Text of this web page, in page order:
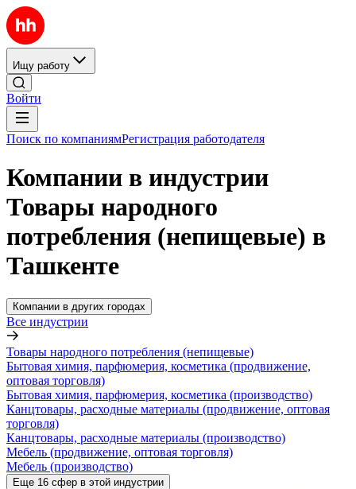
Ищу работу
Войти
Поиск по компаниямРегистрация работодателя
Компании в индустрии
Товары народного
потребления (непищевые) в
Ташкенте
Компании в других городах
Все индустрии
Товары народного потребления (непищевые)
Бытовая химия, парфюмерия, косметика (продвижение,
оптовая торговля)
Бытовая химия, парфюмерия, косметика (производство)
Канцтовары, расходные материалы (продвижение, оптовая
торговля)
Канцтовары, расходные материалы (производство)
Мебель (продвижение, оптовая торговля)
Мебель (производство)
Еще 16 сфер в этой индустрии